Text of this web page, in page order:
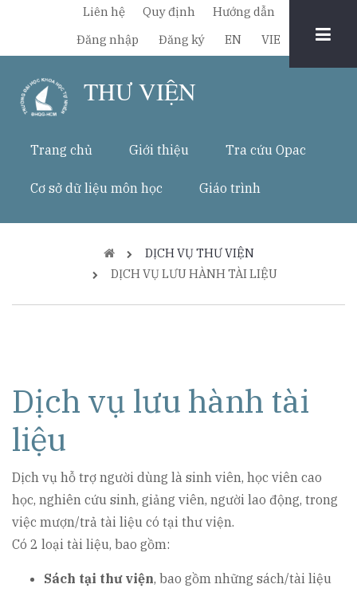
nội
Liên hệ Quy định Hướng dẫn
Chuyển
đổi
ngôn
Đăng nhập Đăng ký EN VIE
THƯ VIỆN
Trang chủ Giới thiệu Tra cứu Opac
Cơ sở dữ liệu môn học Giáo trình
BreadcrumbDỊCH VỤ THƯ VIỆN
DỊCH VỤ LƯU HÀNH TÀI LIỆU
Dịch vụ lưu hành tài
liệu
Dịch vụ hỗ trợ người dùng là sinh viên, học viên cao
học, nghiên cứu sinh, giảng viên, người lao động, trong
việc mượn/trả tài liệu có tại thư viện.
Có 2 loại tài liệu, bao gồm:
Sách tại thư viện, bao gồm những sách/tài liệu